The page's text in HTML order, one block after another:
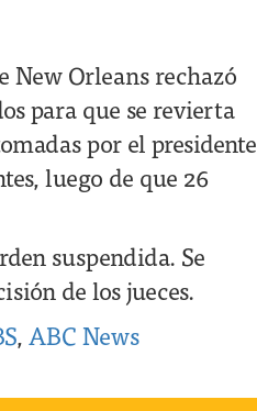
New Orleans rechazó
para que se revierta
por el presidente
luego de que 26
suspendida. Se
de los jueces.
, ABC News